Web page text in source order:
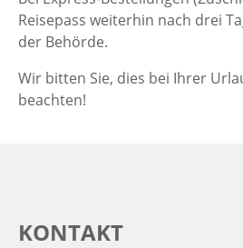
Reisepass weiterhin nach drei
der Behörde.
Wir bitten Sie, dies bei Ihrer
beachten!
KONTAKT